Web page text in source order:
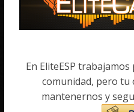
En EliteESP
comunidad, pero tu
mantenernos y